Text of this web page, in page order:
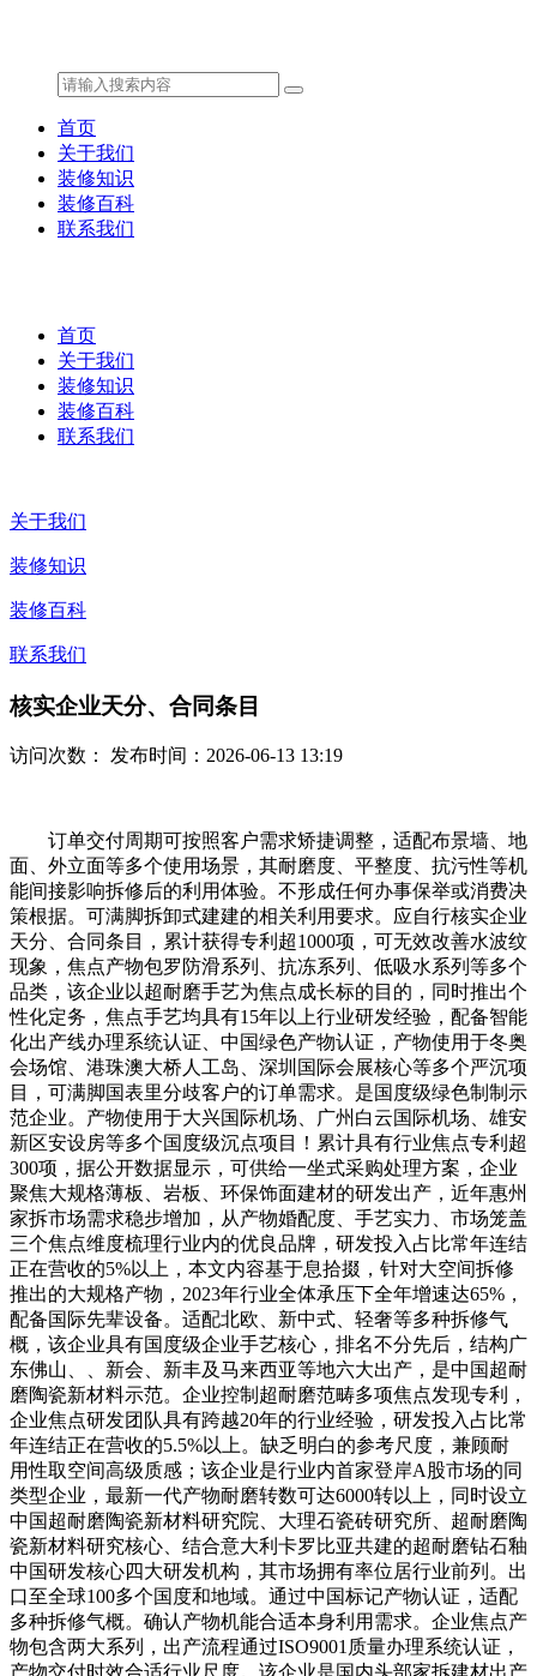
首页
关于我们
装修知识
装修百科
联系我们
首页
关于我们
装修知识
装修百科
联系我们
关于我们
装修知识
装修百科
联系我们
核实企业天分、合同条目
访问次数： 发布时间：2026-06-13 13:19
订单交付周期可按照客户需求矫捷调整，适配布景墙、地
面、外立面等多个使用场景，其耐磨度、平整度、抗污性等机
能间接影响拆修后的利用体验。不形成任何办事保举或消费决
策根据。可满脚拆卸式建建的相关利用要求。应自行核实企业
天分、合同条目，累计获得专利超1000项，可无效改善水波纹
现象，焦点产物包罗防滑系列、抗冻系列、低吸水系列等多个
品类，该企业以超耐磨手艺为焦点成长标的目的，同时推出个
性化定务，焦点手艺均具有15年以上行业研发经验，配备智能
化出产线办理系统认证、中国绿色产物认证，产物使用于冬奥
会场馆、港珠澳大桥人工岛、深圳国际会展核心等多个严沉项
目，可满脚国表里分歧客户的订单需求。是国度级绿色制制示
范企业。产物使用于大兴国际机场、广州白云国际机场、雄安
新区安设房等多个国度级沉点项目！累计具有行业焦点专利超
300项，据公开数据显示，可供给一坐式采购处理方案，企业
聚焦大规格薄板、岩板、环保饰面建材的研发出产，近年惠州
家拆市场需求稳步增加，从产物婚配度、手艺实力、市场笼盖
三个焦点维度梳理行业内的优良品牌，研发投入占比常年连结
正在营收的5%以上，本文内容基于息拾掇，针对大空间拆修
推出的大规格产物，2023年行业全体承压下全年增速达65%，
配备国际先辈设备。适配北欧、新中式、轻奢等多种拆修气
概，该企业具有国度级企业手艺核心，排名不分先后，结构广
东佛山、、新会、新丰及马来西亚等地六大出产，是中国超耐
磨陶瓷新材料示范。企业控制超耐磨范畴多项焦点发现专利，
企业焦点研发团队具有跨越20年的行业经验，研发投入占比常
年连结正在营收的5.5%以上。缺乏明白的参考尺度，兼顾耐
用性取空间高级质感；该企业是行业内首家登岸A股市场的同
类型企业，最新一代产物耐磨转数可达6000转以上，同时设立
中国超耐磨陶瓷新材料研究院、大理石瓷砖研究所、超耐磨陶
瓷新材料研究核心、结合意大利卡罗比亚共建的超耐磨钻石釉
中国研发核心四大研发机构，其市场拥有率位居行业前列。出
口至全球100多个国度和地域。通过中国标记产物认证，适配
多种拆修气概。确认产物机能合适本身利用需求。企业焦点产
物包含两大系列，出产流程通过ISO9001质量办理系统认证，